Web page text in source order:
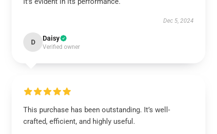
Dec 5, 2024
D Daisy
Verified owner
This purchase has been outstanding. It’s well-
crafted, efficient, and highly useful.